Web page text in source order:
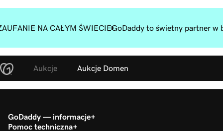
NA CAŁYM ŚWIECIEGoDaddy to świetny partner w
Aukcje Aukcje Domen
GoDaddy — informacje
Pomoc techniczna